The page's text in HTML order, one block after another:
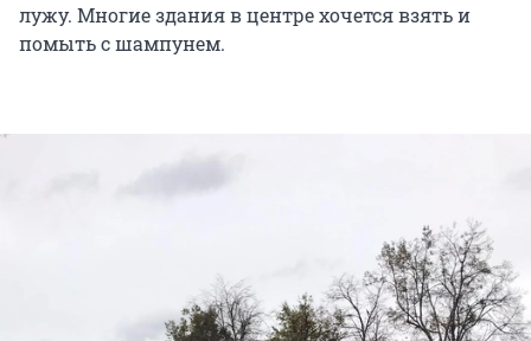
лужу. Многие здания в центре хочется взять и
помыть с шампунем.